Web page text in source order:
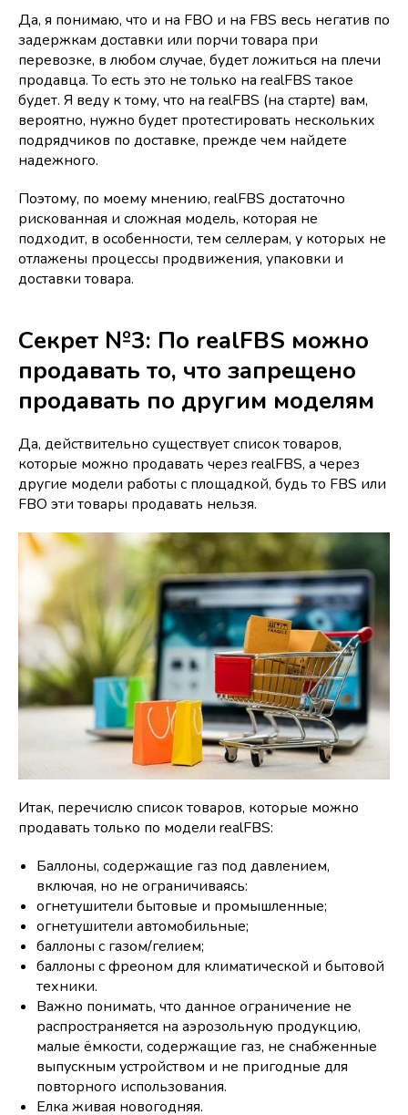
Да, я понимаю, что и на FBO и на FBS весь негатив по
задержкам доставки или порчи товара при
перевозке, в любом случае, будет ложиться на плечи
продавца. То есть это не только на realFBS такое
будет. Я веду к тому, что на realFBS (на старте) вам,
вероятно, нужно будет протестировать нескольких
подрядчиков по доставке, прежде чем найдете
надежного.
Поэтому, по моему мнению, realFBS достаточно
рискованная и сложная модель, которая не
подходит, в особенности, тем селлерам, у которых не
отлажены процессы продвижения, упаковки и
доставки товара.
Секрет №3: По realFBS можно
продавать то, что запрещено
продавать по другим моделям
Да, действительно существует список товаров,
которые можно продавать через realFBS, а через
другие модели работы с площадкой, будь то FBS или
FBO эти товары продавать нельзя.
Итак, перечислю список товаров, которые можно
продавать только по модели realFBS:
Баллоны, содержащие газ под давлением,
включая, но не ограничиваясь:
огнетушители бытовые и промышленные;
огнетушители автомобильные;
баллоны с газом/гелием;
баллоны с фреоном для климатической и бытовой
техники.
Важно понимать, что данное ограничение не
распространяется на аэрозольную продукцию,
малые ёмкости, содержащие газ, не снабженные
выпускным устройством и не пригодные для
повторного использования.
Елка живая новогодняя.